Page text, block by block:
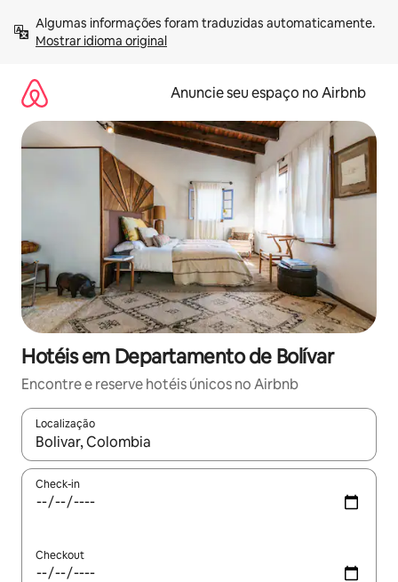
para
Mostrar idioma original
Anuncie seu espaço no Airbnb
Hotéis em Departamento de Bolívar
Encontre e reserve hotéis únicos no Airbnb
Localização
Quando os resultados estiverem disponíveis, explore-os
Check-in
Checkout